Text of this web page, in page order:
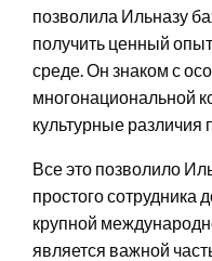
позволила Ильназу
получить ценный
среде. Он знаком с
многонациональной
культурные различия
Все это позволило
простого сотрудника
крупной
является важной